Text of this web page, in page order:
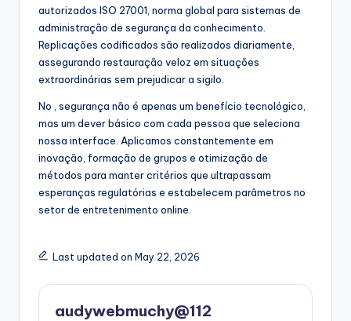
autorizados ISO 27001, norma global para sistemas de
administração de segurança da conhecimento.
Replicações codificados são realizados diariamente,
assegurando restauração veloz em situações
extraordinárias sem prejudicar a sigilo.
No , segurança não é apenas um benefício tecnológico,
mas um dever básico com cada pessoa que seleciona
nossa interface. Aplicamos constantemente em
inovação, formação de grupos e otimização de
métodos para manter critérios que ultrapassam
esperanças regulatórias e estabelecem parâmetros no
setor de entretenimento online.
Last updated on May 22, 2026
audywebmuchy@112